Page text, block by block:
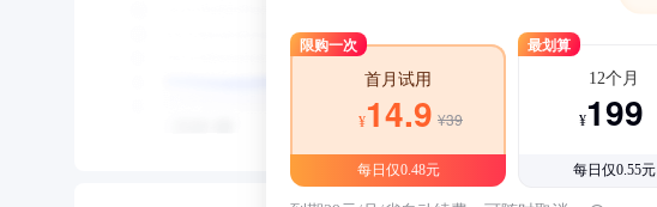
限购一次
首月试用
¥14.9 ¥39
每日仅0.48元
最划算
12个月
¥199
每日仅0.55元